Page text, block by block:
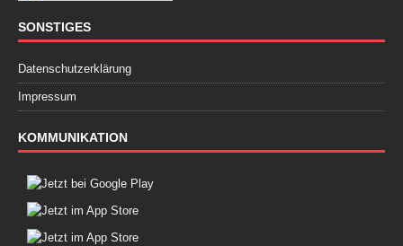
SONSTIGES
Datenschutzerklärung
Impressum
KOMMUNIKATION